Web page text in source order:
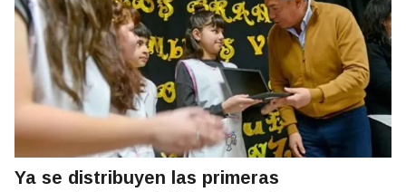
Ya se distribuyen las primeras